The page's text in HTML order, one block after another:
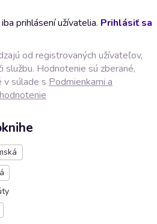
prihlásení užívatelia. Prihlásiť sa
od registrovaných užívateľov,
službu. Hodnotenie sú zberané,
v súlade s Podmienkami a